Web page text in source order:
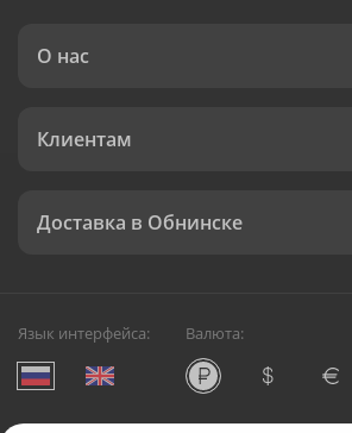
О нас
Клиентам
Доставка в Обнинске
Язык интерфейса: Валюта: